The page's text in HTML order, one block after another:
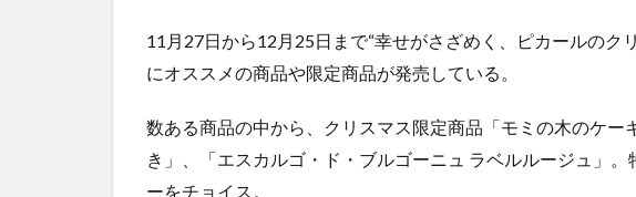
11月27日から12月25日まで“幸せがさざめく、ピカールのク
にオススメの商品や限定商品が発売している。
数ある商品の中から、クリスマス限定商品「モミの木のケー
き」、「エスカルゴ・ド・ブルゴーニュ ラベルルージュ」
ーをチョイス。